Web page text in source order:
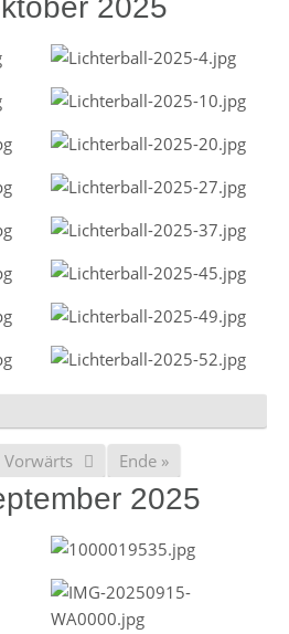
2025
Vorwärts Ende »
2025